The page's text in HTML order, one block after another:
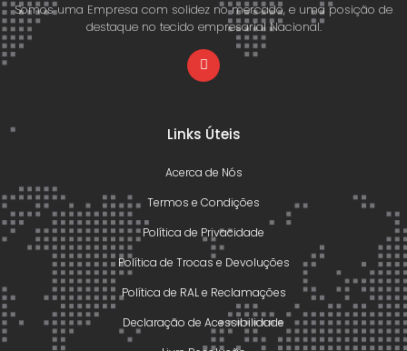
Somos uma Empresa com solidez no mercado, e uma posição de
destaque no tecido empresarial Nacional.
Links Úteis
Acerca de Nós
Termos e Condições
Política de Privacidade
Política de Trocas e Devoluções
Política de RAL e Reclamações
Declaração de Acessibilidade